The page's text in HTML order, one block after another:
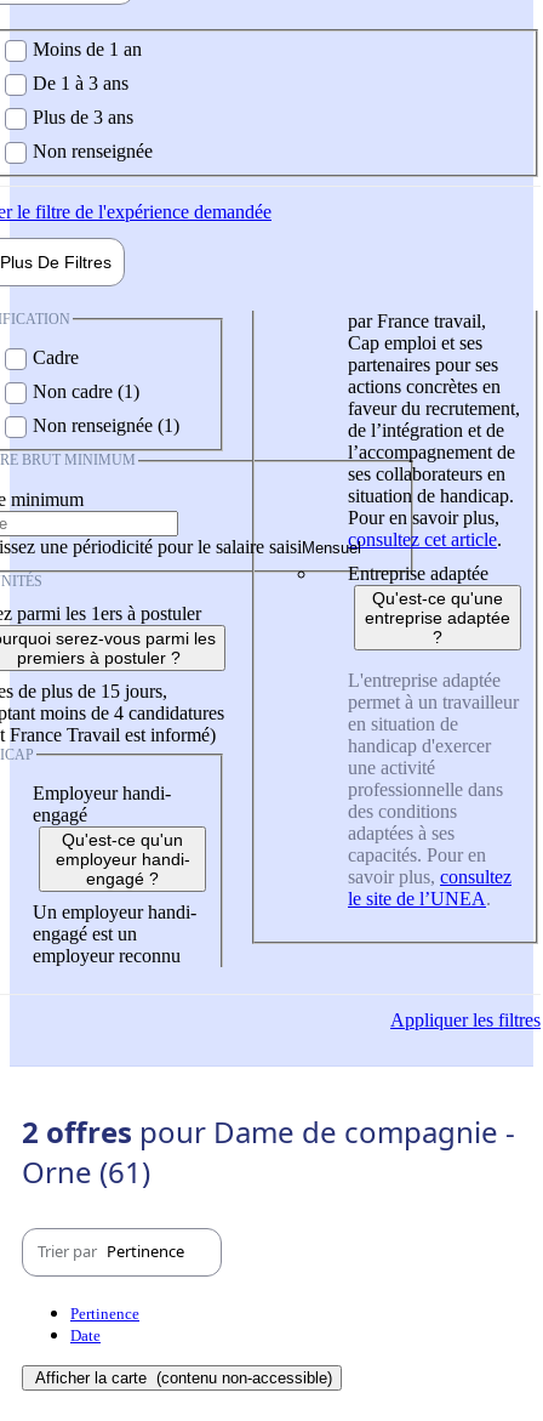
demandée
Moins de 1 an
De 1 à 3 ans
Plus de 3 ans
Non renseignée
le filtre de l'expérience demandée
Plus De Filtres
Cadre
Non cadre (1)
Non renseignée (1)
BRUT MINIMUM
minimum
une périodicité pour le salaire saisi
parmi les 1ers à postuler
serez-vous parmi les
premiers à postuler ?
de plus de 15 jours,
moins de 4 candidatures
France Travail est informé)
Employeur handi-
engagé
Qu'est-ce qu'un
employeur handi-
engagé ?
Un employeur handi-
engagé est un
employeur reconnu
par France travail,
Cap emploi et ses
partenaires pour ses
actions concrètes en
faveur du recrutement,
de l’intégration et de
l’accompagnement de
ses collaborateurs en
situation de handicap.
Pour en savoir plus,
consultez cet article.
Entreprise adaptée
Qu'est-ce qu'une
entreprise adaptée
?
L'entreprise adaptée
permet à un travailleur
en situation de
handicap d'exercer
une activité
professionnelle dans
des conditions
adaptées à ses
capacités. Pour en
savoir plus, consultez
le site de l’UNEA.
Appliquerles filtres
2 offres pour Dame de compagnie -
Orne (61)
Trier par Pertinence
Pertinence
Date
Afficher la carte (contenu non-accessible)